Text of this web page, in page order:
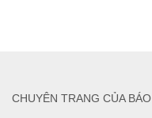
CHUYÊN TRANG CỦA BÁO